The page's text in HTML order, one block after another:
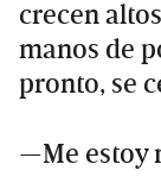
crecen
manos de
pronto, se
—Me estoy